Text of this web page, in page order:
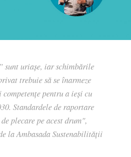
uriașe, iar schimbările
trebuie să se înarmeze
pentru a ieși cu
Standardele de raportare
plecare pe acest drum",
la Ambasada Sustenabilității